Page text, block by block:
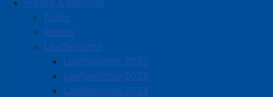
Fotos
Presse
Laufberichte
Laufberichte 2026
Laufberichte 2025
Laufberichte 2024